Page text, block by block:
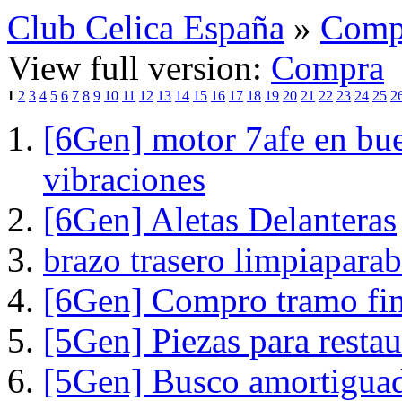
Club Celica España »
View full version: Compra
1 2 3 4 5 6 7 8 9 10 11 12 13 14 15 16 17 18 19 20 21 22 23 24 25
[6Gen] motor 7afe en
vibraciones
[6Gen] Aletas Delanteras
brazo trasero
[6Gen] Compro tramo
[5Gen] Piezas para
[5Gen] Busco